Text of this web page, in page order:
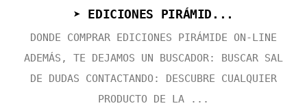
➤ EDICIONES PIRÁMID...
DONDE COMPRAR EDICIONES PIRÁMIDE ON-LINE
ADEMÁS, TE DEJAMOS UN BUSCADOR: BUSCAR SAL
DE DUDAS CONTACTANDO: DESCUBRE CUALQUIER
PRODUCTO DE LA ...